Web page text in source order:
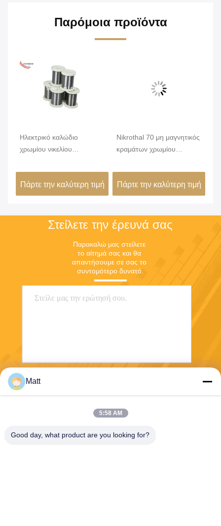
Παρόμοια προϊόντα
Ηλεκτρικό καλώδιο
χρωμίου νικελίου
Karma 6j22
Πάρτε την καλύτερη τιμή
Nikrothal 70 μη μαγνητικός
κραμάτων χρωμίου
ανοπτημένος
Πάρτε την καλύτερη τιμή
Στείλετε την έρευνά σας
Παρακαλώ μας στείλετε
το αίτημά σας και θα
απαντήσουμε σε σας το
συντομότερο δυνατό.
Matt
5:58 AM
Good day, what product are you looking for?